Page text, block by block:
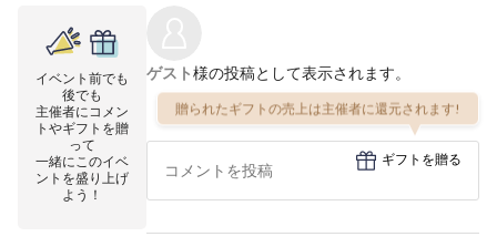
イベント前でも
後でも
主催者にコメン
トやギフトを贈
って
一緒にこのイベ
ントを盛り上げ
よう！
ゲスト様の投稿として表示されます。
贈られたギフトの売上は主催者に還元されます!
ギフトを贈る